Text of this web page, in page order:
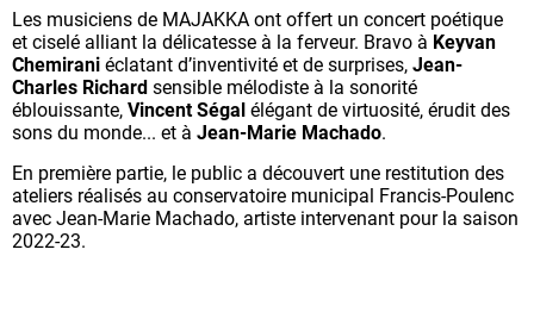
Les musiciens de MAJAKKA ont offert un concert poétique
et ciselé alliant la délicatesse à la ferveur. Bravo à Keyvan
Chemirani éclatant d’inventivité et de surprises, Jean-
Charles Richard sensible mélodiste à la sonorité
éblouissante, Vincent Ségal élégant de virtuosité, érudit des
sons du monde... et à Jean-Marie Machado.
En première partie, le public a découvert une restitution des
ateliers réalisés au conservatoire municipal Francis-Poulenc
avec Jean-Marie Machado, artiste intervenant pour la saison
2022-23.